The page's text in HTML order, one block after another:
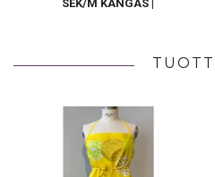
SEK/M KANGAS |